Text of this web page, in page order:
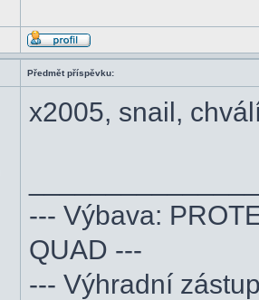
Předmět příspěvku:
x2005, snail,
--- Výbava:
QUAD ---
--- Výhradní